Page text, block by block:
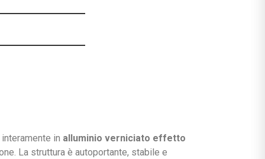
in alluminio verniciato effetto
La struttura è autoportante, stabile e